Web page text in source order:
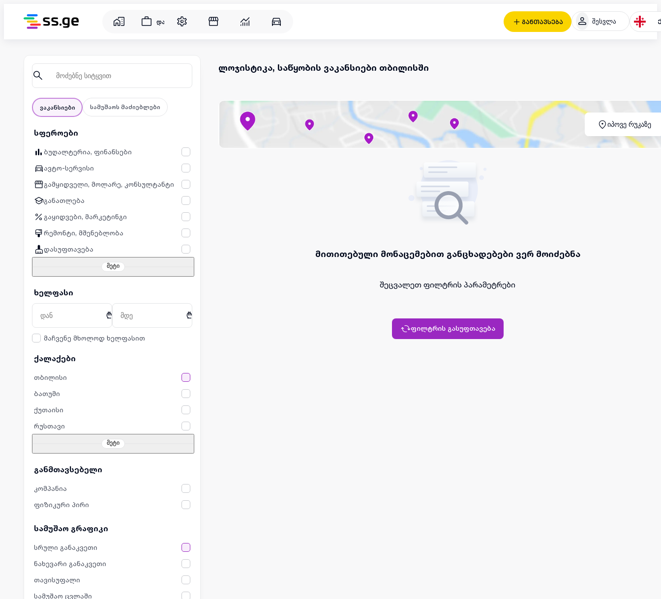
განთავსება შესვლა
დასაქმება
ვაკანსიები სამუშაოს მაძიებლები
სფეროები
ბუღალტერია, ფინანსები
ავტო-სერვისი
გამყიდველი, მოლარე, კონსულტანტი
განათლება
გაყიდვები, მარკეტინგი
რემონტი, მშენებლობა
დასუფთავება
მეტი
ხელფასი
₾ ₾
მაჩვენე მხოლოდ ხელფასით
ქალაქები
თბილისი
ბათუმი
ქუთაისი
რუსთავი
მეტი
განმთავსებელი
კომპანია
ფიზიკური პირი
სამუშაო გრაფიკი
სრული განაკვეთი
ნახევარი განაკვეთი
თავისუფალი
სამუშაო ცვლაში
ლოჯისტიკა, საწყობის ვაკანსიები თბილისში
იპოვე რუკაზე
მითითებული მონაცემებით განცხადებები ვერ მოიძებნა
შეცვალეთ ფილტრის პარამეტრები
ფილტრის გასუფთავება